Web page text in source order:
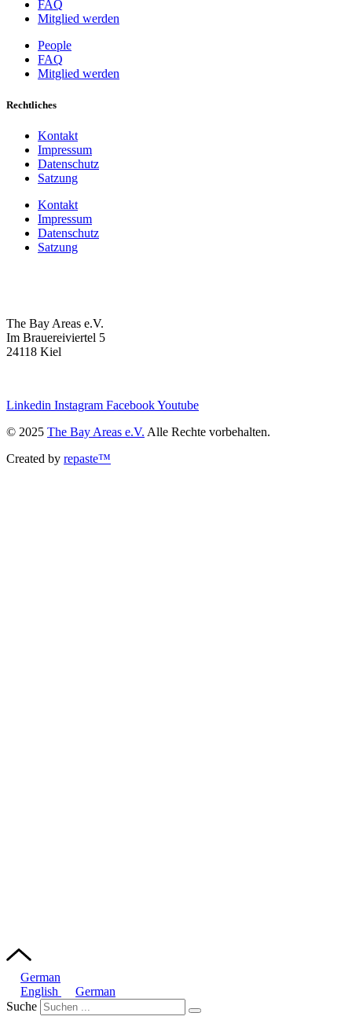
FAQ
Mitglied werden
People
FAQ
Mitglied werden
Rechtliches
Kontakt
Impressum
Datenschutz
Satzung
Kontakt
Impressum
Datenschutz
Satzung
The Bay Areas e.V.
Im Brauereiviertel 5
24118 Kiel
Linkedin Instagram FacebookYoutube
© 2025 The Bay Areas e.V. Alle Rechte vorbehalten.
Created by repaste™
German
English
German
Suche